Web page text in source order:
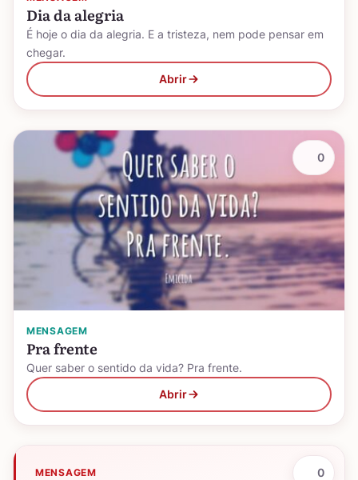
Dia da alegria
É hoje o dia da alegria. E a tristeza, nem pode pensar em
chegar.
Abrir
MENSAGEM
Pra frente
Quer saber o sentido da vida? Pra frente.
Abrir
0
MENSAGEM 0